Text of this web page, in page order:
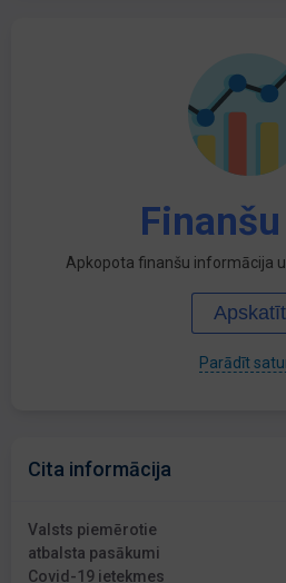
Apkopota finanšu informācija
Apskatīt
Parādīt
Cita informācija
Valsts piemērotie
atbalsta pasākumi
Covid-19 ietekmes